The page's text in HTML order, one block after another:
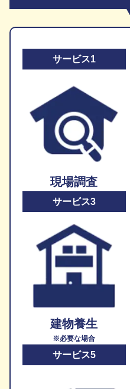
サービス1
現場調査
サービス3
建物養生
※必要な場合
サービス5